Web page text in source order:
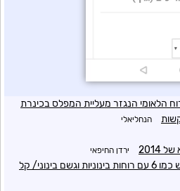
הלאומי הנגזר מעליית המפלס בכינרת
הנחליאלי
ירדן החיפאי